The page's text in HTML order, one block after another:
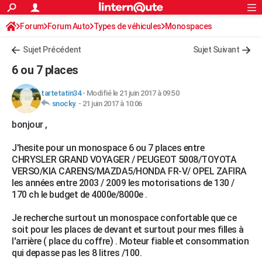
ACTUALITÉS
Politique
Société
Faits Divers
Education
Monde
Villes
+
FINANCE
Retraite
Impôts
Epargne
Immobilier
Risques naturels par ville
Banque
Assurance
Crédit
AUTO
Essais
Réserver un essai
Citadines
Berlines
SUV
Forum auto
+HIGH-TECH
Mobiles
Meilleur smartphone
Internet
Ordinateurs
Jeux vidéo
Guide high-tech
+BRICOLAGE
Forum
Aménagement intérieur
Extérieur
Cuisine
Salle de bains
Jardinage
Rangement
WEEK-END
Guides de France
Week-end nature
Art de vivre
Bien-être
Loisirs
Mode
Modes de vie
SANTE
Alimentation
Guide de la santé
Maladies
Médicaments
Sommeil
VOYAGE
Rechercher
S'inscrire
Connexion
Forum Forum Auto Types de véhicules Monospaces
Sujet Précédent Sujet Suivant
6 ou 7 places
tartetatin34- Modifié le 21 juin 2017 à 09:50
snocky. - 21 juin 2017 à 10:06
bonjour ,
J'hesite pour un monospace 6 ou 7 places entre
CHRYSLER GRAND VOYAGER / PEUGEOT 5008/TOYOTA
VERSO/KIA CARENS/MAZDA5/HONDA FR-V/ OPEL ZAFIRA
les années entre 2003 / 2009 les motorisations de 130 /
170 ch le budget de 4000e/8000e .
Je recherche surtout un monospace confortable que ce
soit pour les places de devant et surtout pour mes filles à
l'arrière ( place du coffre) . Moteur fiable et consommation
qui depasse pas les 8 litres /100.